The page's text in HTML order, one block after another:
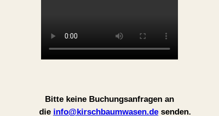
Bitte keine Buchungsanfragen an
die info@kirschbaumwasen.desenden.